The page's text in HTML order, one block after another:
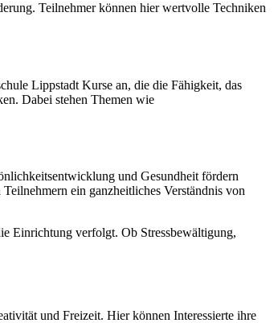
Teilnehmer können hier wertvolle Techniken
Lippstadt Kurse an, die die Fähigkeit, das
Dabei stehen Themen wie
und Gesundheit fördern
ein ganzheitliches Verständnis von
Einrichtung verfolgt. Ob Stressbewältigung,
und Freizeit. Hier können Interessierte ihre